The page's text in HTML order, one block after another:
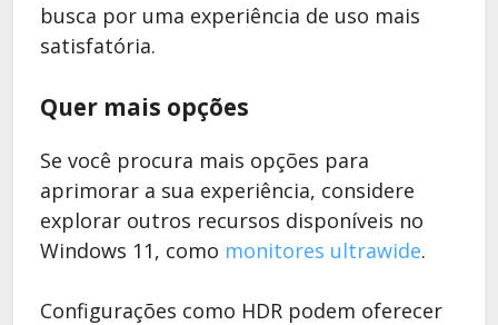
busca por uma experiência de uso mais
satisfatória.
Quer mais opções
Se você procura mais opções para
aprimorar a sua experiência, considere
explorar outros recursos disponíveis no
Windows 11, como monitores ultrawide.
Configurações como HDR podem oferecer